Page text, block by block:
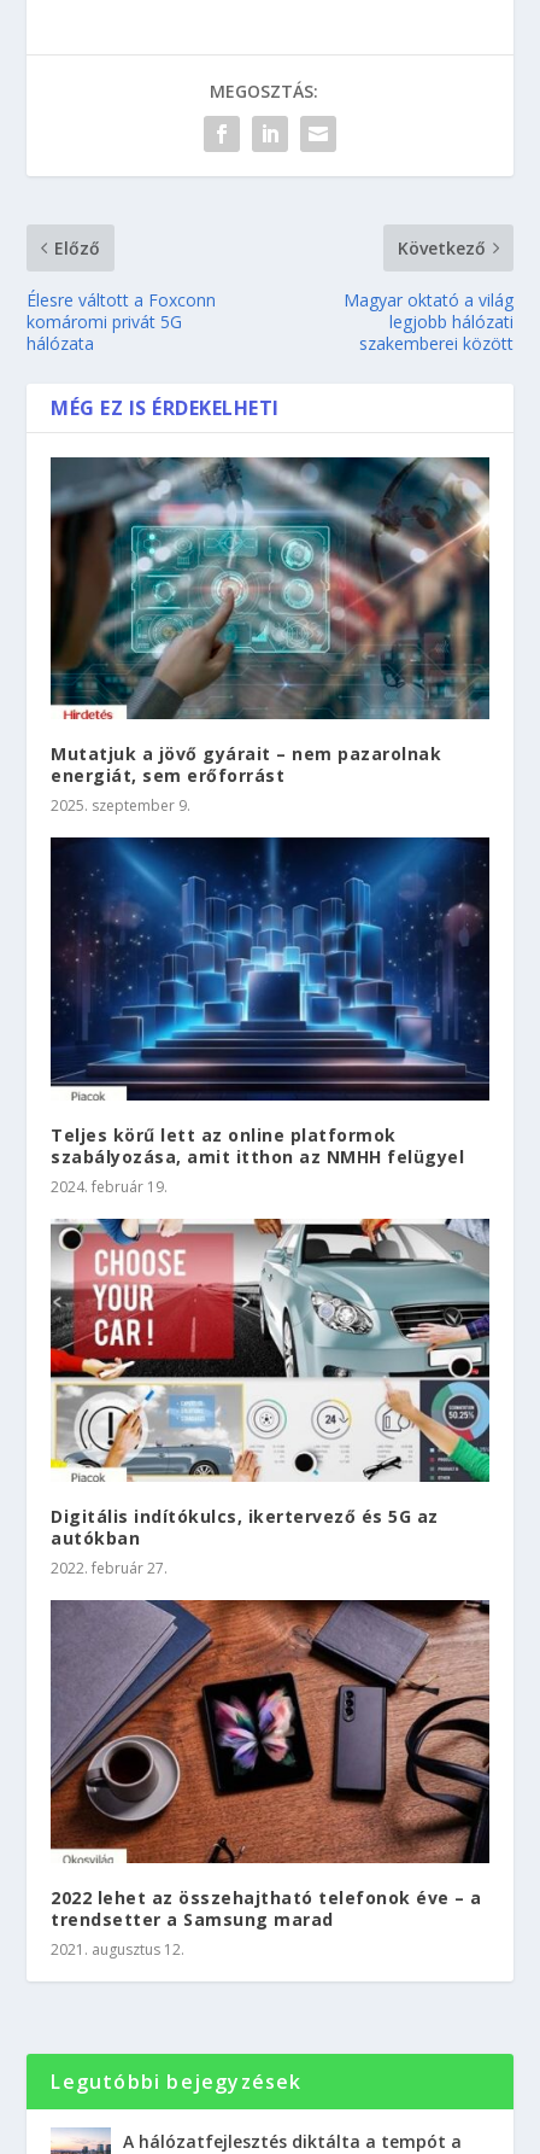
MEGOSZTÁS:
Előző
Élesre váltott a Foxconn
komáromi privát 5G
hálózata
Következő
Magyar oktató a világ
legjobb hálózati
szakemberei között
MÉG EZ IS ÉRDEKELHETI
Mutatjuk a jövő gyárait – nem pazarolnak
energiát, sem erőforrást
2025. szeptember 9.
Teljes körű lett az online platformok
szabályozása, amit itthon az NMHH felügyel
2024. február 19.
Digitális indítókulcs, ikertervező és 5G az
autókban
2022. február 27.
2022 lehet az összehajtható telefonok éve – a
trendsetter a Samsung marad
2021. augusztus 12.
Legutóbbi bejegyzések
A hálózatfejlesztés diktálta a tempót a